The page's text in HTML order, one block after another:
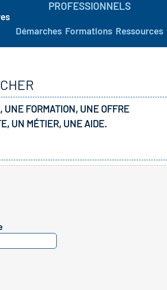
PROFESSIONNELS
Démarches Formations Ressources
UNE FORMATION, UNE OFFRE
UN MÉTIER, UNE AIDE.